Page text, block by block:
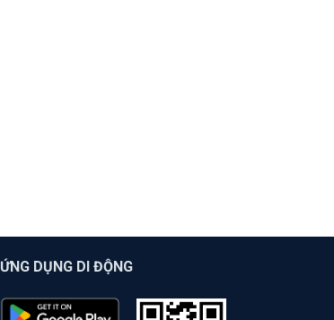
ỨNG DỤNG DI ĐỘNG